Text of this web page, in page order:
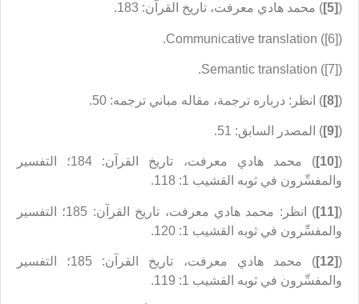
(
[5] ) محمد هادي معرفت، تاريخ القرآن: 183.
([6]) Communicative translation.
([7]) Semantic translation.
(
[8] ) انظر: درباره ترجمة، مقاله مباني ترجمه: 50.
(
[9] ) المصدر السابق: 51.
(
[10]
) محمد هادي معرفت، تاريخ القرآن: 184؛ التفسير
والمفسِّرون في ثوبه القشيب 1: 118.
(
[11]
) انظر: محمد هادي معرفت، تاريخ القرآن: 185؛ التفسير
والمفسِّرون في ثوبه القشيب 1: 120.
(
[12]
) محمد هادي معرفت، تاريخ القرآن: 185؛ التفسير
والمفسِّرون في ثوبه القشيب 1: 119.